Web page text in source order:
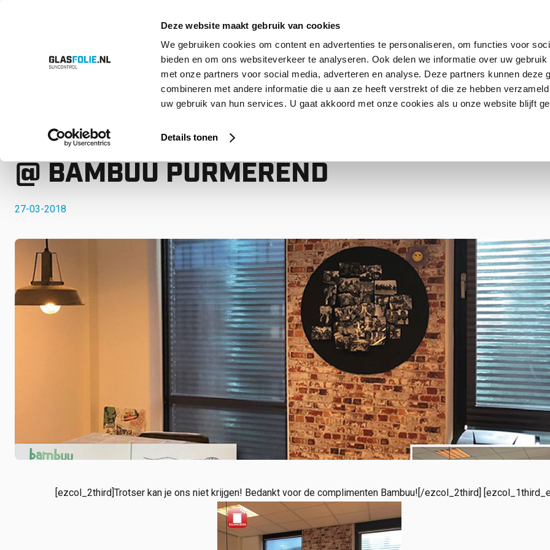
Deze website maakt gebruik van cookies
We gebruiken cookies om content en advertenties te personaliseren, om functies voor
bieden en om ons websiteverkeer te analyseren. Ook delen we informatie over uw
met onze partners voor social media, adverteren en analyse. Deze partners kunnen deze
combineren met andere informatie die u aan ze heeft verstrekt of die ze hebben
uw gebruik van hun services. U gaat akkoord met onze cookies als u onze website blijft
Details tonen
Overslaan
ProductenOplossingen ProjectenReferentiesOver ons ContactFAQ
SOLARSCREEN DAGLICHTFILTERS
@ BAMBUU PURMEREND
27-03-2018
[ezcol_2third]Trotser kan je ons niet krijgen! Bedankt voor de complimenten Bambuu![/ezcol_2third]